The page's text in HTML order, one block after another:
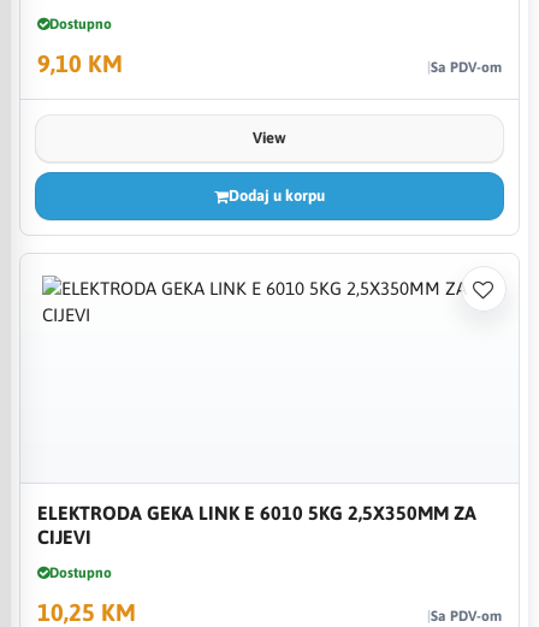
Dostupno
9,10 KM Sa PDV-om
View
Dodaj u korpu
ELEKTRODA GEKA LINK E 6010 5KG 2,5X350MM ZA
CIJEVI
Dostupno
10,25 KM Sa PDV-om